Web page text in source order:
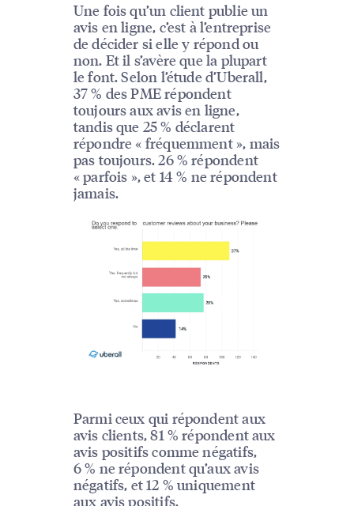
Une fois qu’un client publie un
avis en ligne, c’est à l’entreprise
de décider si elle y répond ou
non. Et il s’avère que la plupart
le font. Selon l’étude d’Uberall,
37 % des PME répondent
toujours aux avis en ligne,
tandis que 25 % déclarent
répondre « fréquemment », mais
pas toujours. 26 % répondent
« parfois », et 14 % ne répondent
jamais.
Parmi ceux qui répondent aux
avis clients, 81 % répondent aux
avis positifs comme négatifs,
6 % ne répondent qu’aux avis
négatifs, et 12 % uniquement
aux avis positifs.